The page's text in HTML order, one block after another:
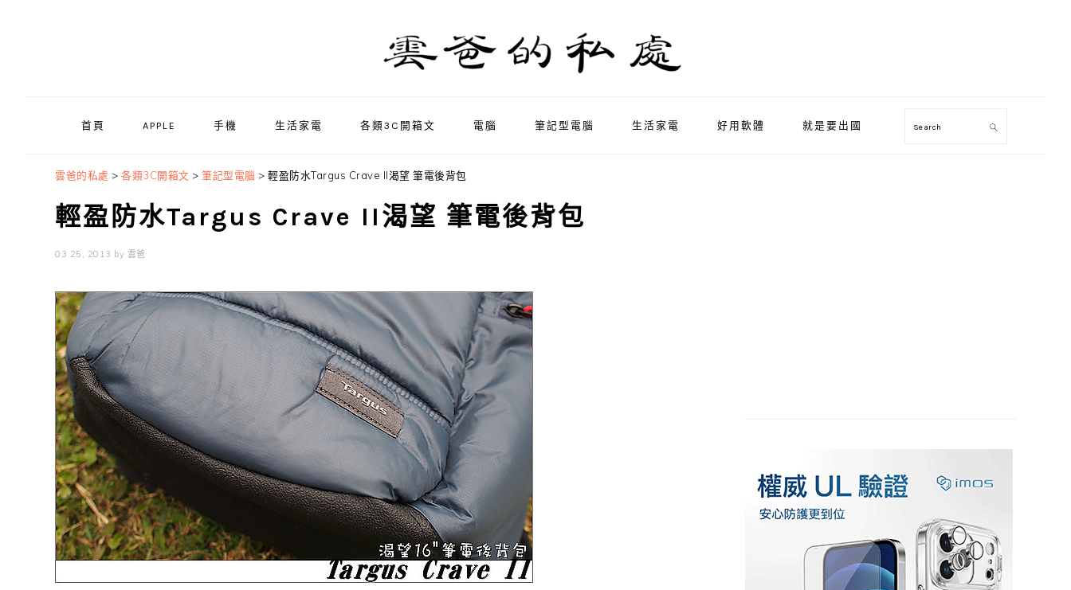
首頁 APPLE 手機 生活家電 各類3C開箱文 電腦 筆記型電腦 生活家電 好用軟體 就是要出國 Search
雲爸的私處 > 各類3C開箱文 > 筆記型電腦 > 輕盈防水Targus Crave II渴望 筆電後背包
輕盈防水Targus Crave II渴望 筆電後背包
03 25, 2013 by 雲爸